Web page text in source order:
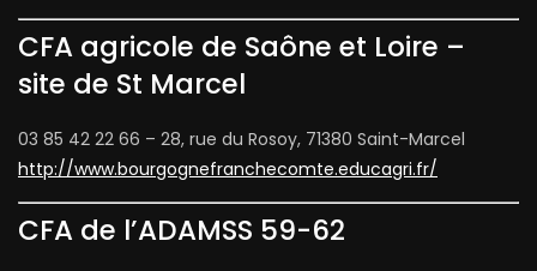
CFA agricole de Saône et Loire –
site de St Marcel
03 85 42 22 66 – 28, rue du Rosoy, 71380 Saint-Marcel
http://www.bourgognefranchecomte.educagri.fr/
CFA de l’ADAMSS 59-62